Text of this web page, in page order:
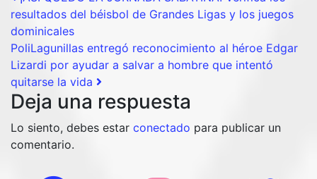
resultados del béisbol de Grandes Ligas y los juegos
dominicales
PoliLagunillas entregó reconocimiento al héroe Edgar
Lizardi por ayudar a salvar a hombre que intentó
quitarse la vida
Deja una respuesta
Lo siento, debes estar conectado para publicar un
comentario.